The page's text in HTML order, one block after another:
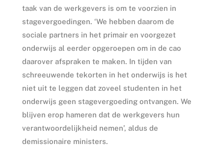
taak van de werkgevers is om te voorzien in
stagevergoedingen. ‘We hebben daarom de
sociale partners in het primair en voorgezet
onderwijs al eerder opgeroepen om in de cao
daarover afspraken te maken. In tijden van
schreeuwende tekorten in het onderwijs is het
niet uit te leggen dat zoveel studenten in het
onderwijs geen stagevergoeding ontvangen. We
blijven erop hameren dat de werkgevers hun
verantwoordelijkheid nemen’, aldus de
demissionaire ministers.